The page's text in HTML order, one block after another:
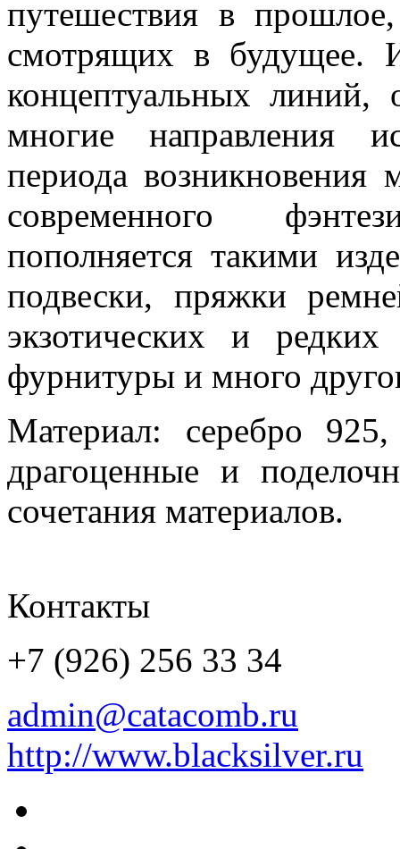
путешествия в
смотрящих в будущее.
концептуальных линий,
многие направления
периода возникновения
современного
пополняется такими
подвески, пряжки
экзотических и
фурнитуры и много
Материал: серебро
драгоценные и
сочетания материалов.
Контакты
+7 (926) 256 33 34
admin@catacomb.ru
http://www.blacksilver.ru